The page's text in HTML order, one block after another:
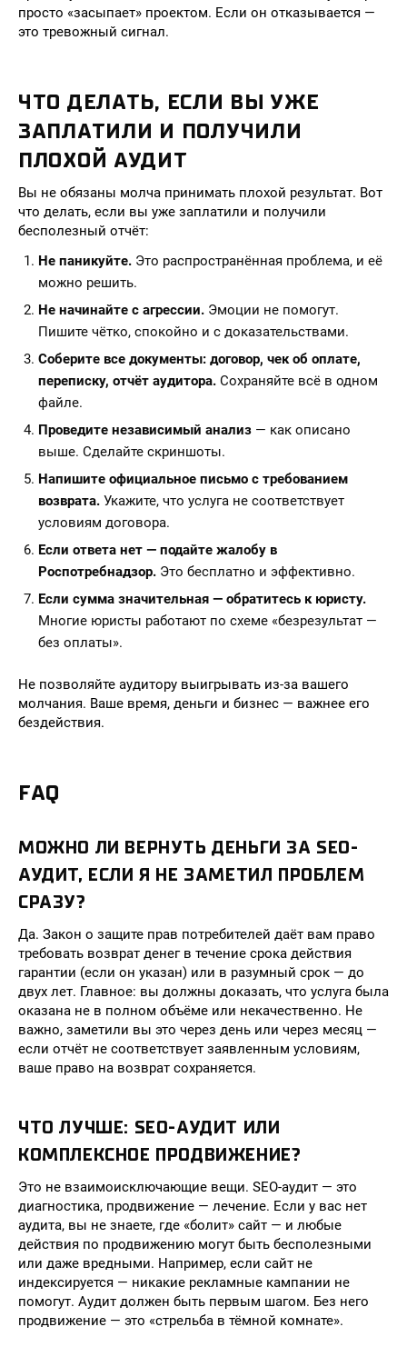
просто «засыпает» проектом. Если он отказывается —
это тревожный сигнал.
ЧТО ДЕЛАТЬ, ЕСЛИ ВЫ УЖЕ
ЗАПЛАТИЛИ И ПОЛУЧИЛИ
ПЛОХОЙ АУДИТ
Вы не обязаны молча принимать плохой результат. Вот
что делать, если вы уже заплатили и получили
бесполезный отчёт:
Не паникуйте. Это распространённая проблема, и её
можно решить.
Не начинайте с агрессии. Эмоции не помогут.
Пишите чётко, спокойно и с доказательствами.
Соберите все документы: договор, чек об оплате,
переписку, отчёт аудитора. Сохраняйте всё в одном
файле.
Проведите независимый анализ — как описано
выше. Сделайте скриншоты.
Напишите официальное письмо с требованием
возврата. Укажите, что услуга не соответствует
условиям договора.
Если ответа нет — подайте жалобу в
Роспотребнадзор. Это бесплатно и эффективно.
Если сумма значительная — обратитесь к юристу.
Многие юристы работают по схеме «безрезультат —
без оплаты».
Не позволяйте аудитору выигрывать из-за вашего
молчания. Ваше время, деньги и бизнес — важнее его
бездействия.
FAQ
МОЖНО ЛИ ВЕРНУТЬ ДЕНЬГИ ЗА SEO-
АУДИТ, ЕСЛИ Я НЕ ЗАМЕТИЛ ПРОБЛЕМ
СРАЗУ?
Да. Закон о защите прав потребителей даёт вам право
требовать возврат денег в течение срока действия
гарантии (если он указан) или в разумный срок — до
двух лет. Главное: вы должны доказать, что услуга была
оказана не в полном объёме или некачественно. Не
важно, заметили вы это через день или через месяц —
если отчёт не соответствует заявленным условиям,
ваше право на возврат сохраняется.
ЧТО ЛУЧШЕ: SEO-АУДИТ ИЛИ
КОМПЛЕКСНОЕ ПРОДВИЖЕНИЕ?
Это не взаимоисключающие вещи. SEO-аудит — это
диагностика, продвижение — лечение. Если у вас нет
аудита, вы не знаете, где «болит» сайт — и любые
действия по продвижению могут быть бесполезными
или даже вредными. Например, если сайт не
индексируется — никакие рекламные кампании не
помогут. Аудит должен быть первым шагом. Без него
продвижение — это «стрельба в тёмной комнате».